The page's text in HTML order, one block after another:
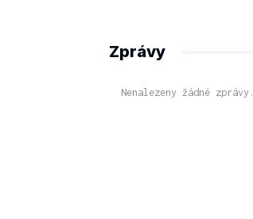
Zprávy
Nenalezeny žádné zprávy.